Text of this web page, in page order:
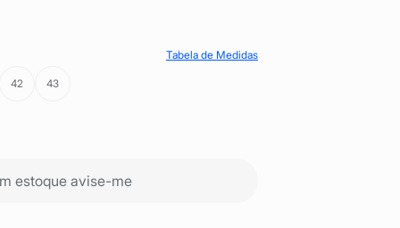
Tabela de Medidas
42 43
estoque avise-me